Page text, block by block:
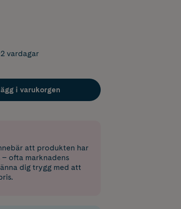
vardagar
i varukorgen
att produkten har
ofta marknadens
dig trygg med att